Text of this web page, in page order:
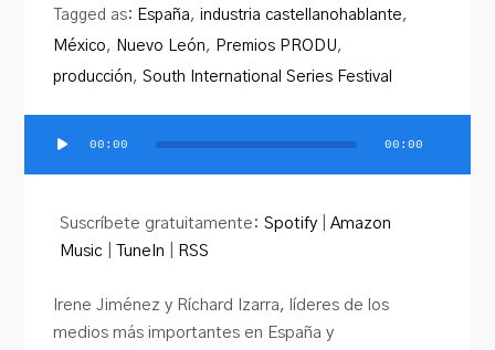
Tagged as: España,industria castellanohablante,
México, Nuevo León, Premios PRODU,
producción,South International Series Festival
Reproductor
00:00 00:00
Suscríbete gratuitamente:Spotify |Amazon
Music
TuneIn RSS
Irene Jiménez y Ríchard Izarra, líderes de los
medios más importantes en España y